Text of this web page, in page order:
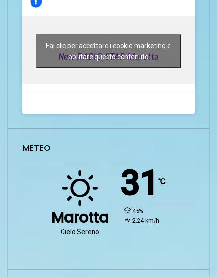
New RADIO STAR Marotta
Fai clic per accettare i cookie marketing e
abilitare questo contenuto
METEO
Marotta
Cielo Sereno
31 ℃
humidity:
45%
wind:
2.24 km/h